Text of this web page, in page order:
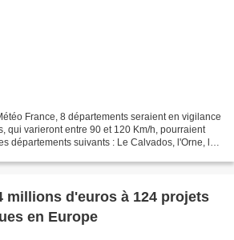
France, 8 départements seraient en vigilance
qui varieront entre 90 et 120 Km/h, pourraient
départements suivants : Le Calvados, l'Orne, la
millions d'euros à 124 projets
en Europe